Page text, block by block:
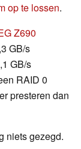
op te lossen.
Z690
GB/s
GB/s
RAID 0
presteren dan
niets gezegd.